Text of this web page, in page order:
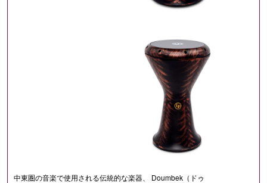
中東圏の音楽で使用される伝統的な楽器、 Doumbek（ドゥ